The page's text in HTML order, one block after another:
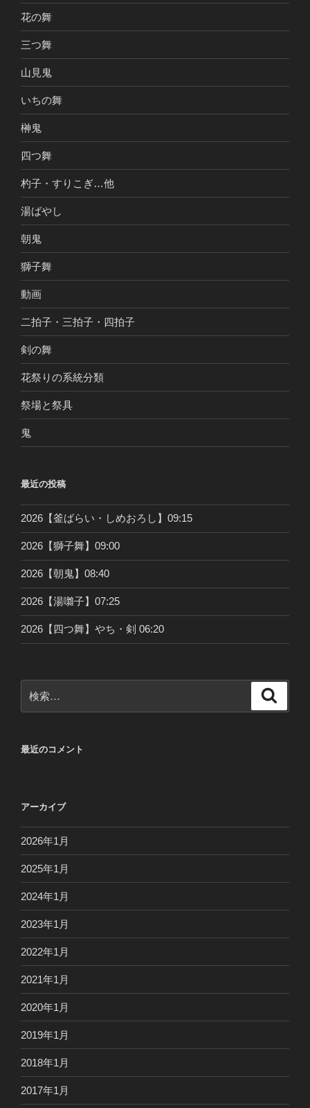
花の舞
三つ舞
山見鬼
いちの舞
榊鬼
四つ舞
杓子・すりこぎ…他
湯ばやし
朝鬼
獅子舞
動画
二拍子・三拍子・四拍子
剣の舞
花祭りの系統分類
祭場と祭具
鬼
最近の投稿
2026【釜ばらい・しめおろし】09:15
2026【獅子舞】09:00
2026【朝鬼】08:40
2026【湯囃子】07:25
2026【四つ舞】やち・剣 06:20
索:
最近のコメント
アーカイブ
2026年1月
2025年1月
2024年1月
2023年1月
2022年1月
2021年1月
2020年1月
2019年1月
2018年1月
2017年1月